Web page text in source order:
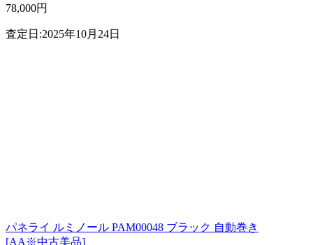
78,000円
査定日:2025年10月24日
パネライ ルミノール PAM00048 ブラック 自動巻き
[AA※中古美品]